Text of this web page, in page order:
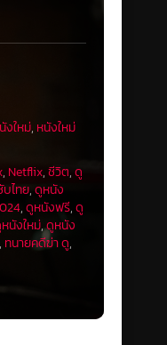
งใหม่, หนังใหม่
, Netflix,ชีวิต,ดู
ไทย,ดูหนัง
,ดูหนังฟรี,ดู
นังใหม่,ดูหนัง
, ทนายคดีฆ่า ดู,